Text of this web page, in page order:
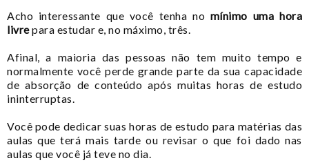
Acho interessante que você tenha no mínimo uma hora
livrepara estudar e, no máximo, três.
Afinal, a maioria das pessoas não tem muito tempo e
normalmente vocêperde grande parte da sua capacidade
de absorção de conteúdo após muitas horas de estudo
ininterruptas.
Você pode dedicar suas horas de estudo para matérias das
aulas que terá mais tarde ou revisar o que foi dado nas
aulas que você já teve no dia.